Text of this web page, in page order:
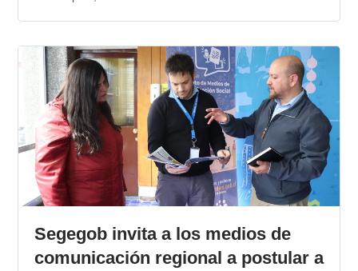
Segegob invita a los medios de
comunicación regional a postular a